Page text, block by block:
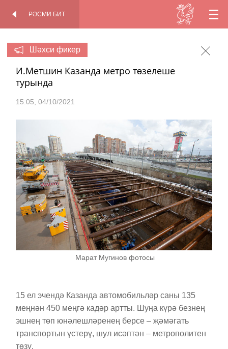
TT
РӘСМИ БИТ
Шәхси фикер
И.Метшин Казанда метро төзелеше
турында
15:05 04/10/2021
Марат Мугинов фотосы
15 ел эчендә Казанда автомобильләр саны 135
меңнән 450 меңгә кадәр артты. Шуңа күрә безнең
эшнең төп юнәлешләренең берсе – җәмәгать
транспортын үстерү, шул исәптән – метрополитен
төзү.
РӘСМИ БИТ